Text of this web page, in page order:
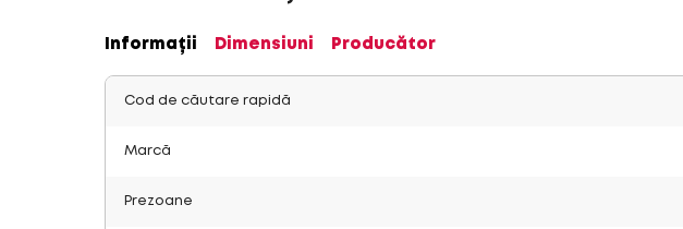
Informații Dimensiuni Producător
Cod de căutare rapidă
Marcă
Prezoane